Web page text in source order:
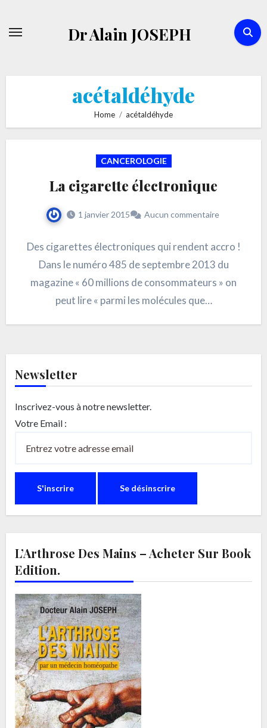
Dr Alain JOSEPH
acétaldéhyde
Home acétaldéhyde
CANCEROLOGIE
La cigarette électronique
1 janvier 2015 Aucun commentaire
Des cigarettes électroniques qui rendent accro !
Dans le numéro 485 de septembre 2013 du
magazine « 60 millions de consommateurs » on
peut lire « parmi les molécules que…
Newsletter
Inscrivez-vous à notre newsletter.
Votre Email :
L’Arthrose Des Mains – Acheter Sur Book
Edition.